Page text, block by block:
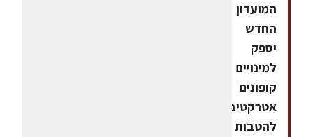
המועדון
החדש
יספק
למינויים
קופונים
אטרקטיביים
להטבות